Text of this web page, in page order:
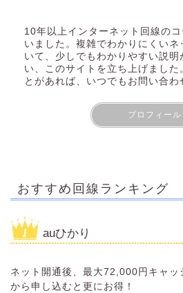
10年以上インターネット回線の
いました。複雑でわかりにくいネ
いて、少しでもわかりやすい説明
い、このサイトを立ち上げました
とがあれば、いつでもお問い合わ
プロフィール
おすすめ回線ランキング
auひかり
ネット開通後、最大72,000円キャッ
から申し込むと更にお得！